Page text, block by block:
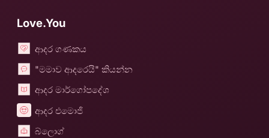
Love.You
ආදර ගණකය
"මමාව ආදරෙයි" කියන්න
ආදර මාර්ගෝපදේශ
ආදර එමොජි
බ්ලොග්